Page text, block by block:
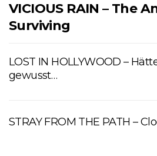
VICIOUS RAIN – The
Surviving
LOST IN HOLLYWOOD –
gewusst…
STRAY FROM THE PATH –